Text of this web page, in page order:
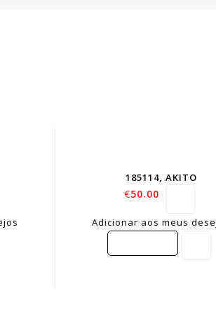
185114, AKITO
€50.00
Adicionar aos meus